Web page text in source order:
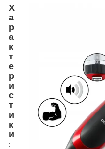
Х
а
р
а
к
т
е
р
и
с
т
и
к
и
: